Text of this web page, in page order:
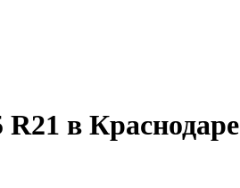
в Краснодаре